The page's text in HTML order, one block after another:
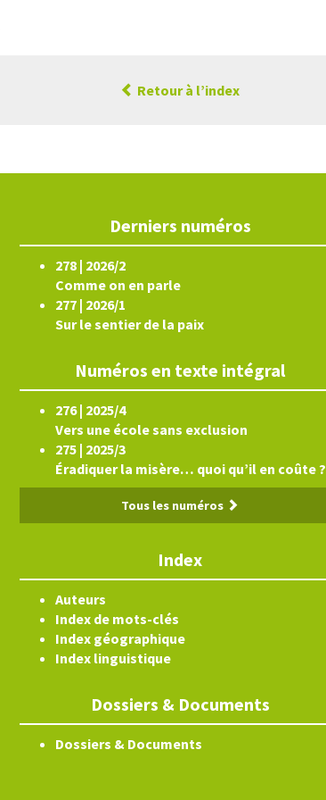
Retour à l’index
Derniers numéros
278 | 2026/2
Comme on en parle
277 | 2026/1
Sur le sentier de la paix
Numéros en texte intégral
276 | 2025/4
Vers une école sans exclusion
275 | 2025/3
Éradiquer la misère… quoi qu’il en coûte ?
Tous les numéros
Index
Auteurs
Index de mots-clés
Index géographique
Index linguistique
Dossiers & Documents
Dossiers & Documents